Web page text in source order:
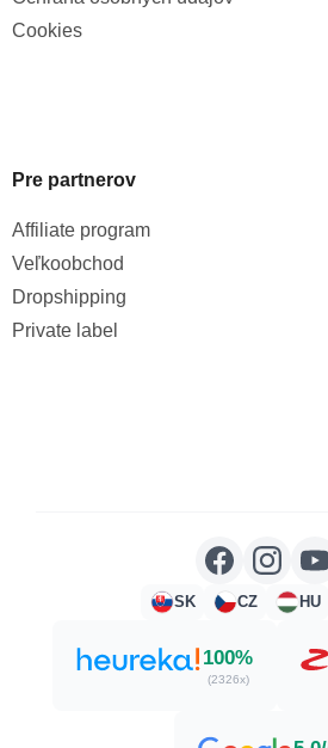
Cookies
Pre partnerov
Affiliate program
Veľkoobchod
Dropshipping
Private label
SK CZ HU
100%
(2326x)